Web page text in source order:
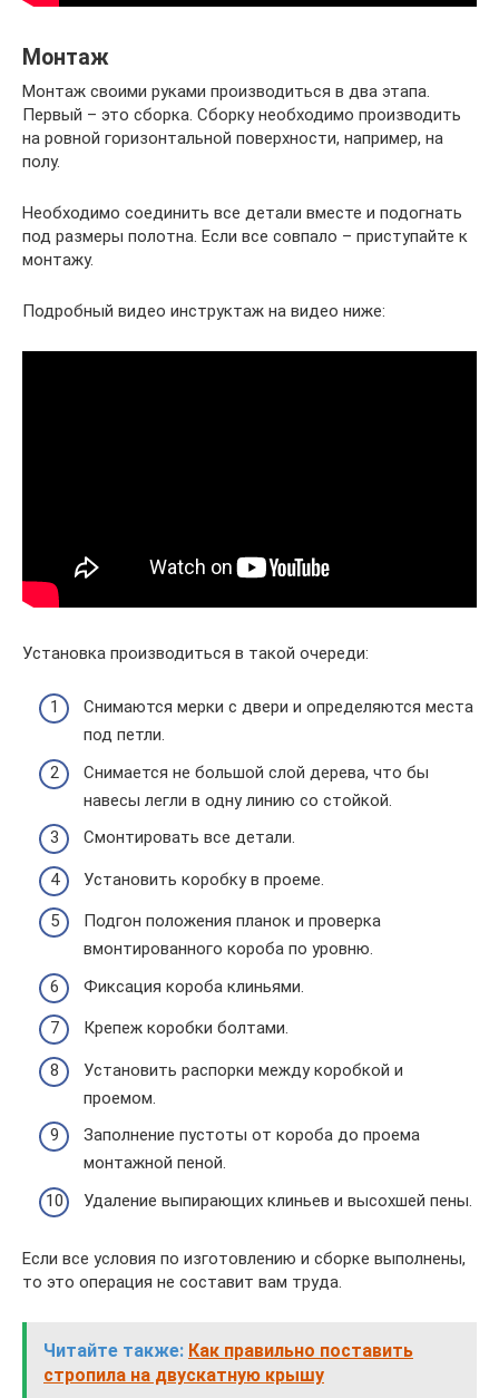
Монтаж
Монтаж своими руками производиться в два этапа.
Первый – это сборка. Сборку необходимо производить
на ровной горизонтальной поверхности, например, на
полу.
Необходимо соединить все детали вместе и подогнать
под размеры полотна. Если все совпало – приступайте к
монтажу.
Подробный видео инструктаж на видео ниже:
Установка производиться в такой очереди:
Снимаются мерки с двери и определяются места
под петли.
Снимается не большой слой дерева, что бы
навесы легли в одну линию со стойкой.
Смонтировать все детали.
Установить коробку в проеме.
Подгон положения планок и проверка
вмонтированного короба по уровню.
Фиксация короба клиньями.
Крепеж коробки болтами.
Установить распорки между коробкой и
проемом.
Заполнение пустоты от короба до проема
монтажной пеной.
Удаление выпирающих клиньев и высохшей пены.
Если все условия по изготовлению и сборке выполнены,
то это операция не составит вам труда.
Читайте также: Как правильно поставить
стропила на двускатную крышу